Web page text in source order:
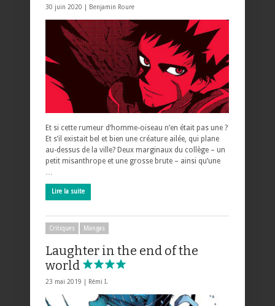
30 juin 2020 | Benjamin Roure
Et si cette rumeur d’homme-oiseau n’en était pas une ?
Et s’il existait bel et bien une créature ailée, qui plane
au-dessus de la ville? Deux marginaux du collège – un
petit misanthrope et une grosse brute – ainsi qu’une
…
Lire la suite
Critiques Mangas
Laughter in the end of the
world
23 mai 2019 | Rémi I.